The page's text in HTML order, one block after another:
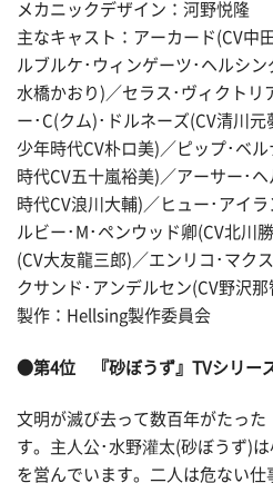
メカニックデザイン：河野悦隆
主なキャスト：アーカード(CV中
ルブルケ･ウィンゲーツ･ヘルシ
水橋かおり)／セラス･ヴィクトリ
ー･C(クム)･ドルネーズ(CV清川
少年時代CV朴ロ美)／ピップ･ベ
時代CV五十嵐裕美)／アーサー･
時代CV浪川大輔)／ヒュー･アイ
ルビー･M･ペンウッド卿(CV北川
(CV大友龍三郎)／エンリコ･マク
クサンド･アンデルセン(CV野沢那
製作：Hellsing製作委員会
●第4位 『砂ぼうず』TVシリー
文明が滅び去って数百年がたった
す。主人公･水野灌太(砂ぼうず)
を営んでいます。二人は危ない